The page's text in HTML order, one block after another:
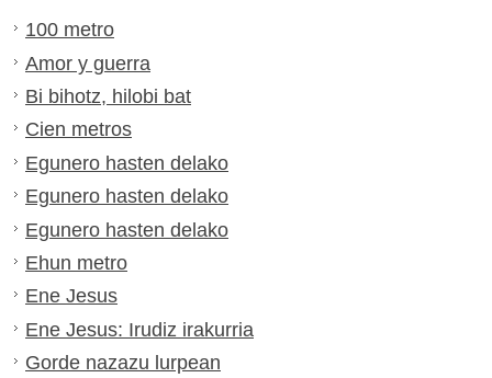
100 metro
Amor y guerra
Bi bihotz, hilobi bat
Cien metros
Egunero hasten delako
Egunero hasten delako
Egunero hasten delako
Ehun metro
Ene Jesus
Ene Jesus: Irudiz irakurria
Gorde nazazu lurpean